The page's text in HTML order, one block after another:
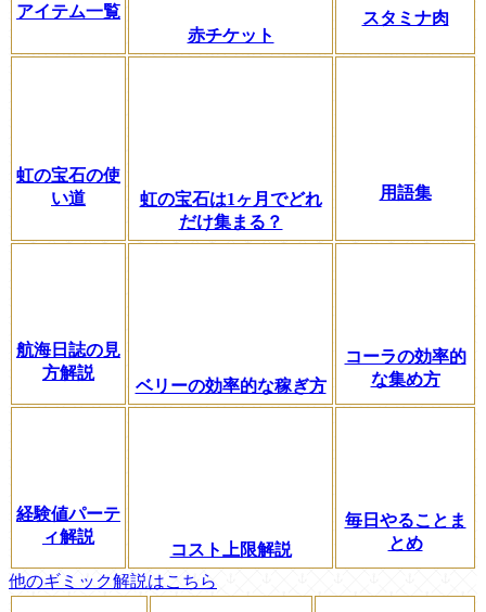
アイテム一覧
赤チケット
スタミナ肉
虹の宝石の使
い道
虹の宝石は1ヶ月でどれ
だけ集まる？
用語集
航海日誌の見
方解説
ベリーの効率的な稼ぎ方
コーラの効率的
な集め方
経験値パーテ
ィ解説
コスト上限解説
毎日やることま
とめ
他のギミック解説はこちら